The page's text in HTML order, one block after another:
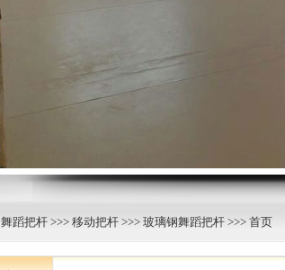
舞蹈把杆 >>> 移动把杆 >>> 玻璃钢舞蹈把杆 >>> 首页